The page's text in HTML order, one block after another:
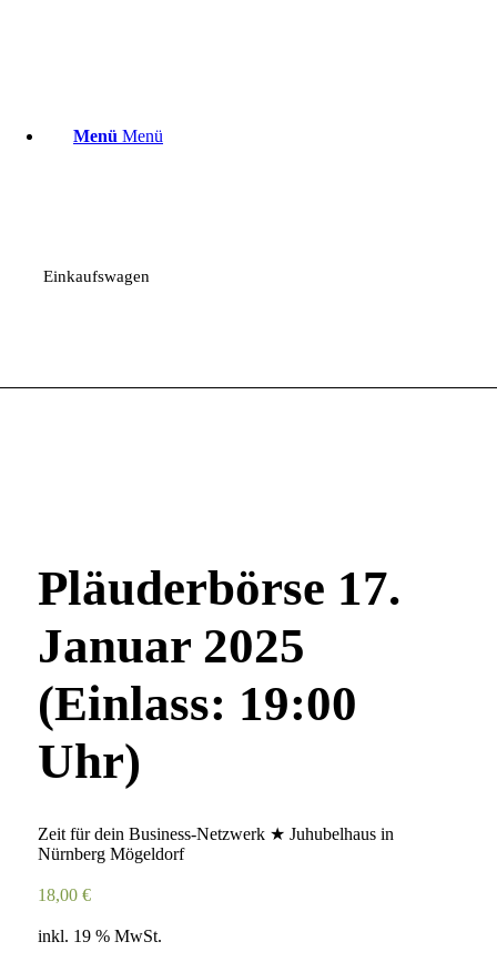
Menü Menü
Einkaufswagen
Pläuderbörse 17.
Januar 2025
(Einlass: 19:00
Uhr)
Zeit für dein Business-Netzwerk ★ Juhubelhaus in
Nürnberg Mögeldorf
18,00 €
inkl. 19 % MwSt.